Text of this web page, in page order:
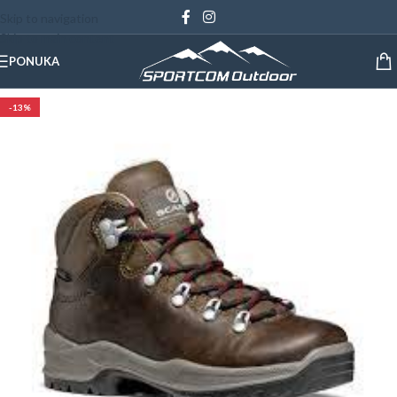
Skip to main content
PONUKA
-13%